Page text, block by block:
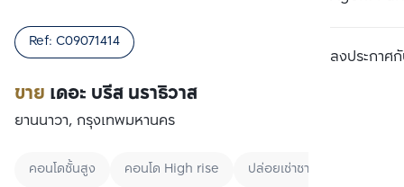
ลงประกาศกั
ขาย เดอะ บรีส นราธิวาส
Ref: C09071414
ยานนาวา, กรุงเทพมหานคร
คอนโดชั้นสูง คอนโด High rise ปล่อยเช่าชาวต่างชาติ